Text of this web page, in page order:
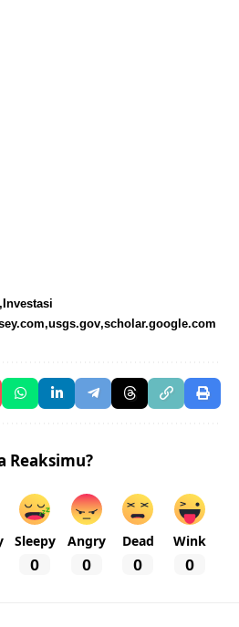
Investasi
usgs.gov scholar.google.com
Reaksimu?
Sleepy
0
Angry
0
Dead
0
Wink
0